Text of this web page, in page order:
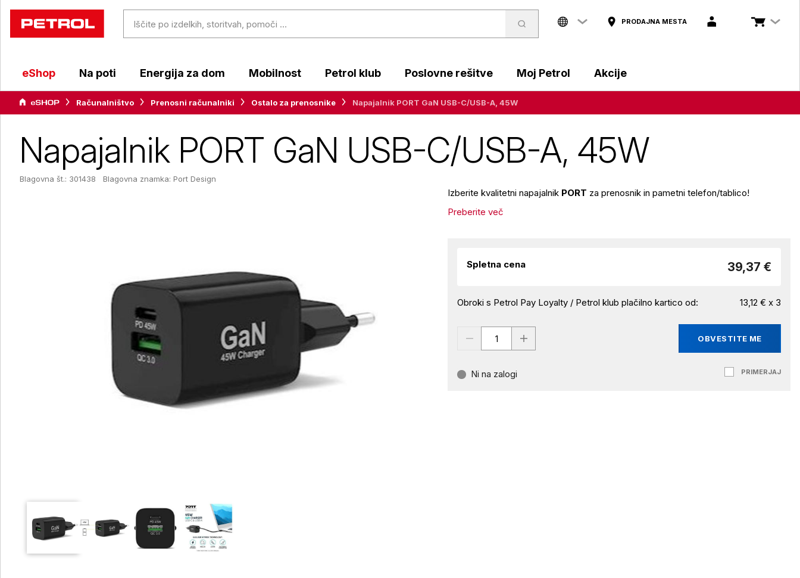
PRODAJNA MESTA
eShop Na poti Energija za dom Mobilnost Petrol klub Poslovne rešitve Moj Petrol Akcije
Računalništvo Prenosni računalniki Ostalo za prenosnike Napajalnik PORT GaN USB-C/USB-A, 45W
Napajalnik PORT GaN USB-C/USB-A, 45W
Blagovna št.: 301438 Blagovna znamka: Port Design
Izberite kvalitetni napajalnik PORT za prenosnik in pametni telefon/tablico!
Preberite več
Spletna cena 39,37 €
Obroki s Petrol Pay Loyalty / Petrol klub plačilno kartico od: 13,12 € x 3
OBVESTITE ME
Ni na zalogi PRIMERJAJ